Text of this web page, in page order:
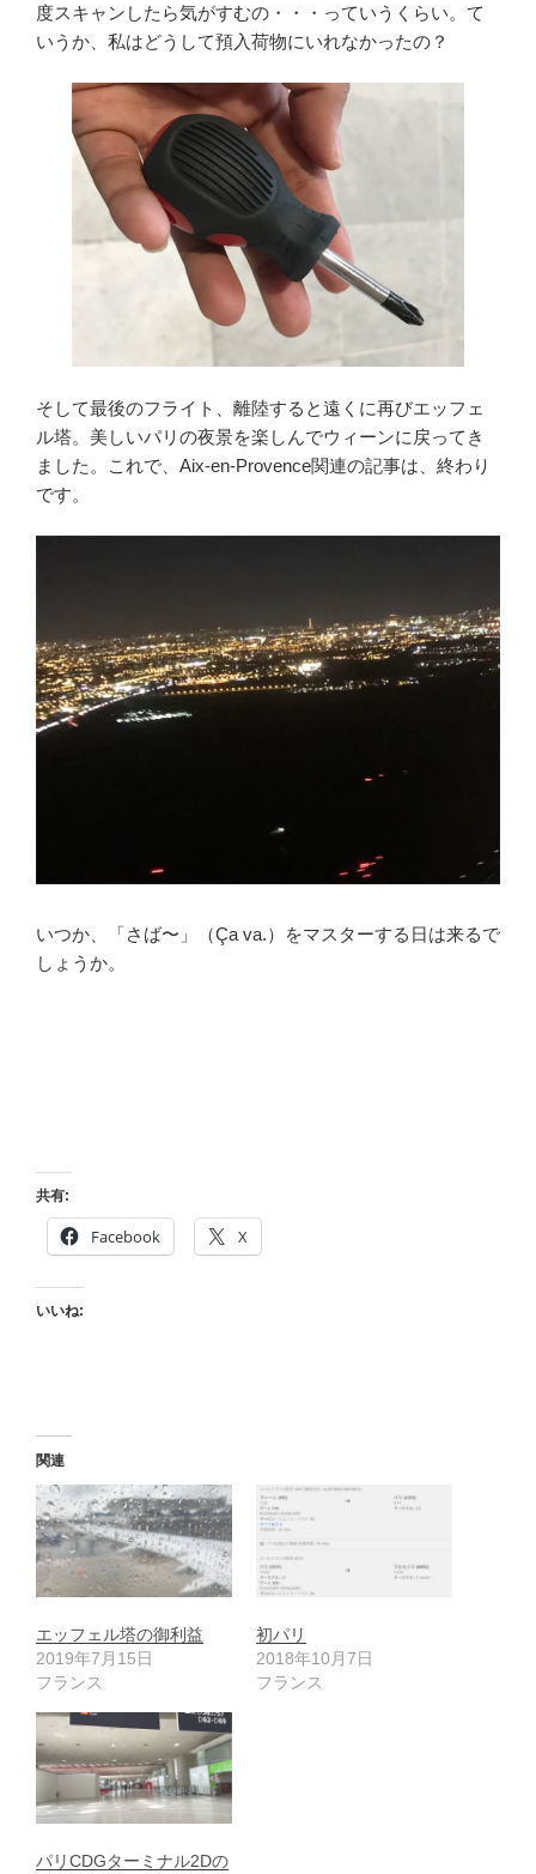
度スキャンしたら気がすむの・・・っていうくらい。て
いうか、私はどうして預入荷物にいれなかったの？
そして最後のフライト、離陸すると遠くに再びエッフェ
ル塔。美しいパリの夜景を楽しんでウィーンに戻ってき
ました。これで、Aix-en-Provence関連の記事は、終わり
です。
いつか、「さば〜」（Ça va.）をマスターする日は来るで
しょうか。
共有:
Facebook X
いいね:
関連
エッフェル塔の御利益
2019年7月15日
フランス
初パリ
2018年10月7日
フランス
パリCDGターミナル2Dの